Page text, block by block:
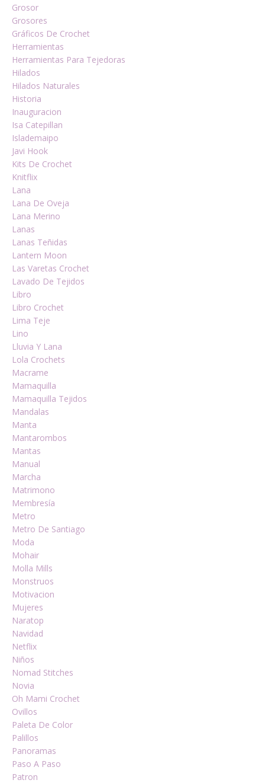
Grosor
Grosores
Gráficos De Crochet
Herramientas
Herramientas Para Tejedoras
Hilados
Hilados Naturales
Historia
Inauguracion
Isa Catepillan
Islademaipo
Javi Hook
Kits De Crochet
Knitflix
Lana
Lana De Oveja
Lana Merino
Lanas
Lanas Teñidas
Lantern Moon
Las Varetas Crochet
Lavado De Tejidos
Libro
Libro Crochet
Lima Teje
Lino
Lluvia Y Lana
Lola Crochets
Macrame
Mamaquilla
Mamaquilla Tejidos
Mandalas
Manta
Mantarombos
Mantas
Manual
Marcha
Matrimono
Membresía
Metro
Metro De Santiago
Moda
Mohair
Molla Mills
Monstruos
Motivacion
Mujeres
Naratop
Navidad
Netflix
Niños
Nomad Stitches
Novia
Oh Mami Crochet
Ovillos
Paleta De Color
Palillos
Panoramas
Paso A Paso
Patron